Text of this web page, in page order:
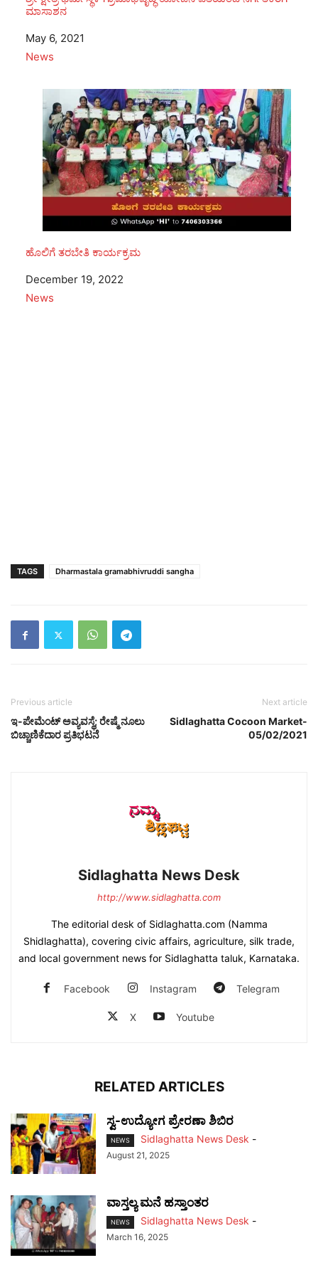
ಮಾಸಾಶನ
Date
May 6, 2021
In relation to
News
ಹೊಲಿಗೆ ತರಬೇತಿ ಕಾರ್ಯಕ್ರಮ
Date
December 19, 2022
In relation to
News
TAGS Dharmastala gramabhivruddi sangha
Previous article
ಇ-ಪೇಮೆಂಟ್ ಅವ್ಯವಸ್ಥೆ; ರೇಷ್ಮೆ ನೂಲು
ಬಿಚ್ಚಾಣಿಕೆದಾರ ಪ್ರತಿಭಟನೆ
Next article
Sidlaghatta Cocoon Market-
05/02/2021
Sidlaghatta News Desk
http://www.sidlaghatta.com
The editorial desk of Sidlaghatta.com (Namma
Shidlaghatta), covering civic affairs, agriculture, silk trade,
and local government news for Sidlaghatta taluk, Karnataka.
Facebook Instagram Telegram
X Youtube
RELATED ARTICLES
ಸ್ವ-ಉದ್ಯೋಗ ಪ್ರೇರಣಾ ಶಿಬಿರ
NEWS Sidlaghatta News Desk -
August 21, 2025
ವಾಸ್ತಲ್ಯ ಮನೆ ಹಸ್ತಾಂತರ
NEWS Sidlaghatta News Desk -
March 16, 2025